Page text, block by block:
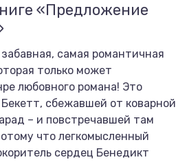
«Предложение
самая романтичная
только может
любовного романа! Это
сбежавшей от коварной
– и повстречавшей там
что легкомысленный
сердец Бенедикт